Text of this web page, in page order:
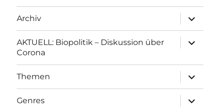
Archiv
anzeigen
AKTUELL: Biopolitik – Diskussion über
Corona
anzeigen
Themen
anzeigen
Genres
anzeigen